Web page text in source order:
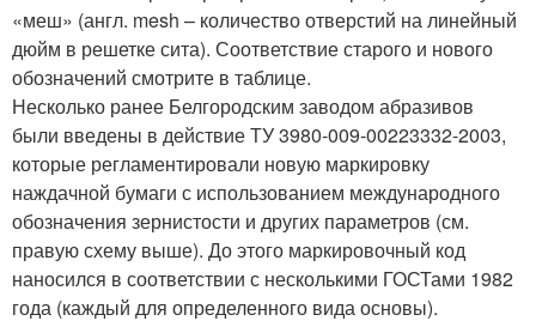
«меш» (англ. mesh – количество отверстий на линейный
дюйм в решетке сита). Соответствие старого и нового
обозначений смотрите в таблице.
Несколько ранее Белгородским заводом абразивов
были введены в действие ТУ 3980-009-00223332-2003,
которые регламентировали новую маркировку
наждачной бумаги с использованием международного
обозначения зернистости и других параметров (см.
правую схему выше). До этого маркировочный код
наносился в соответствии с несколькими ГОСТами 1982
года (каждый для определенного вида основы).